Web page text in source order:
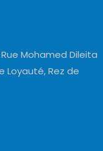
Mohamed Dileita
Loyauté, Rez de